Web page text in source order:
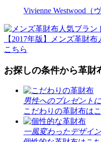
Vivienne Westwood（
【2017年版】メンズ革財
こちら
お探しの条件から革財
男性へのプレゼント
こだわりの革財布は
一風変わったデザイ